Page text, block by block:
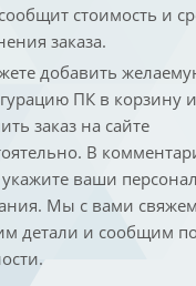
стоимость и
заказа.
добавить
ПК в корзину и
заказ на сайте
В
укажите ваши
Мы с вами
детали и сообщим по